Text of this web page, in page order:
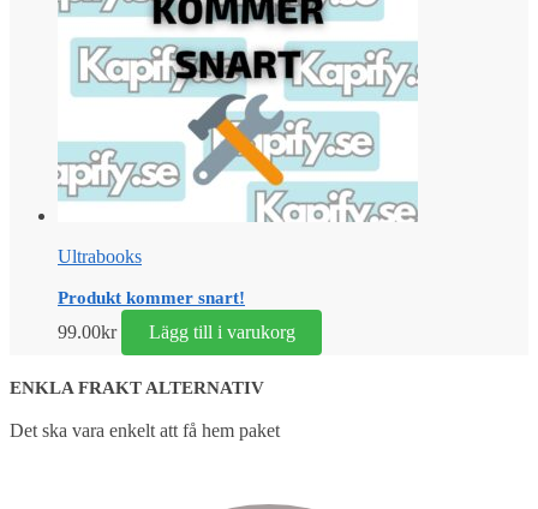
Ultrabooks
Produkt kommer snart!
99.00kr Lägg till i varukorg
ENKLA FRAKT ALTERNATIV
Det ska vara enkelt att få hem paket